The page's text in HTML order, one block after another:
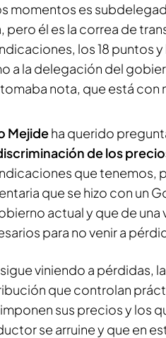
momentos es
pero él es la correa de
los 18 puntos
a la delegación del
nota, que está con
Mejideha querido
de los
que tenemos,
que se hizo con un
actual y que de
para no venir a
sigue viniendo a pérdidas,
que controlan
sus precios y los
se arruine y que en